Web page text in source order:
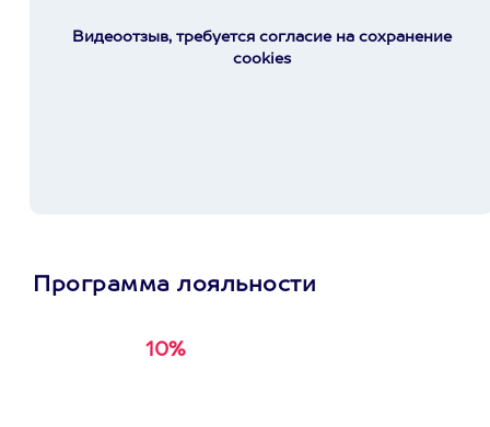
Видеоотзыв, требуется согласие на сохранение
cookies
Программа лояльности
10%